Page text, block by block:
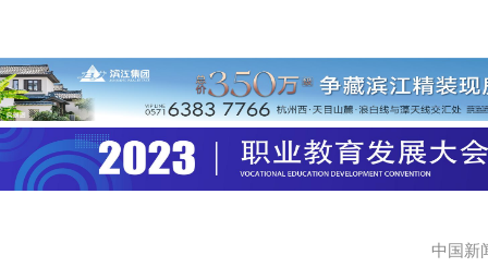
中国新